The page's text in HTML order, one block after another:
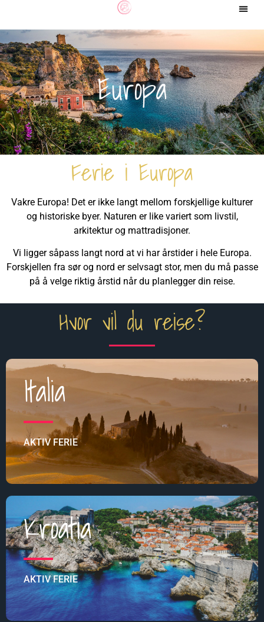
Europa
Ferie i Europa
Vakre Europa! Det er ikke langt mellom forskjellige kulturer
og historiske byer. Naturen er like variert som livstil,
arkitektur og mattradisjoner.
Vi ligger såpass langt nord at vi har årstider i hele Europa.
Forskjellen fra sør og nord er selvsagt stor, men du må passe
på å velge riktig årstid når du planlegger din reise.
Hvor vil du reise?
Italia
AKTIV FERIE
Kroatia
AKTIV FERIE